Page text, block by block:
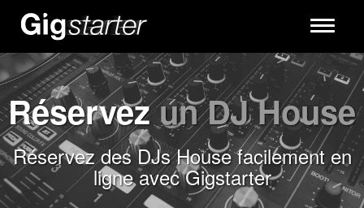
Toggle
Réservezun DJ House
Réservez des DJs House facilement en
ligne avec Gigstarter